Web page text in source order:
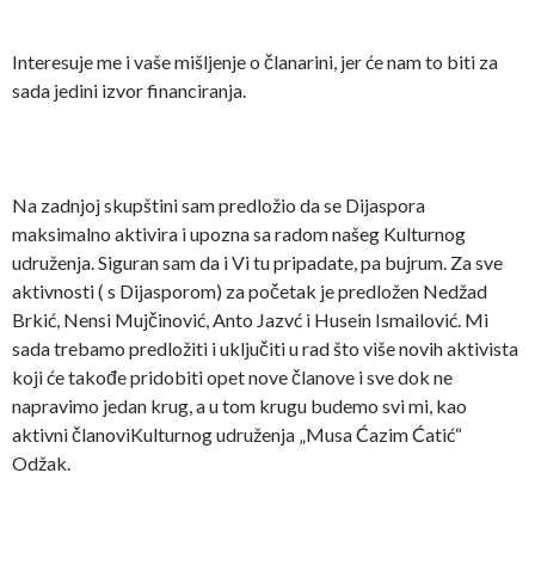
Interesuje me i vaše mišljenje o članarini, jer će nam to biti za
sada jedini izvor financiranja.
Na zadnjoj skupštini sam predložio da se Dijaspora
maksimalno aktivira i upozna sa radom našeg Kulturnog
udruženja. Siguran sam da i Vi tu pripadate, pa bujrum. Za sve
aktivnosti ( s Dijasporom) za početak je predložen Nedžad
Brkić, Nensi Mujčinović, Anto Jazvć i Husein Ismailović. Mi
sada trebamo predložiti i uključiti u rad što više novih aktivista
koji će takođe pridobiti opet nove članove i sve dok ne
napravimo jedan krug, a u tom krugu budemo svi mi, kao
aktivni članoviKulturnog udruženja „Musa Ćazim Ćatić“
Odžak.